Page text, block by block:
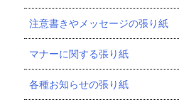
注意書きやメッセージの張り紙
マナーに関する張り紙
各種お知らせの張り紙